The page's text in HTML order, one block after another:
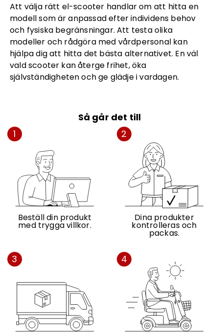
Att välja rätt el-scooter handlar om att hitta en
modell som är anpassad efter individens behov
och fysiska begränsningar. Att testa olika
modeller och rådgöra med vårdpersonal kan
hjälpa dig att hitta det bästa alternativet. En väl
vald scooter kan återge frihet, öka
självständigheten och ge glädje i vardagen.
Så går det till
1
Beställ din produkt
med trygga villkor.
2
Dina produkter
kontrolleras och
packas.
3 4